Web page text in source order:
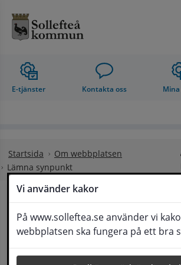
Vi använder kakor
På www.solleftea.se använder vi
webbplatsen ska fungera på ett bra
E-tjänster Kontakta oss
Startsida
Om webbplatsen
Lämna synpunkt
Lämna synpunkt
Här kan du lämna synpunkter,